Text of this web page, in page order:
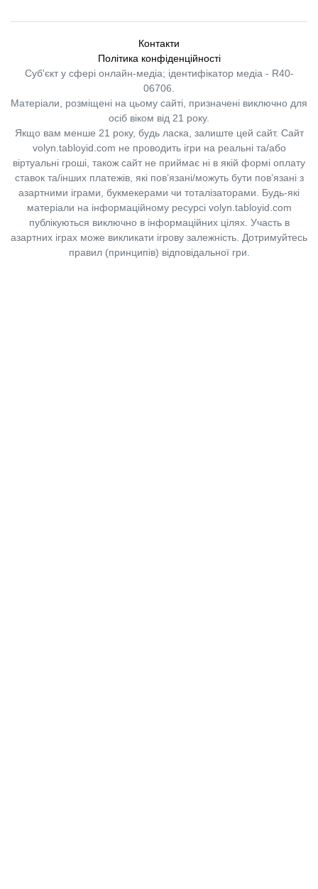
Контакти
Політика конфіденційності
Суб'єкт у сфері онлайн-медіа; ідентифікатор медіа - R40-
06706.
Матеріали, розміщені на цьому сайті, призначені виключно для
осіб віком від 21 року.
Якщо вам менше 21 року, будь ласка, залиште цей сайт. Сайт
volyn.tabloyid.com не проводить ігри на реальні та/або
віртуальні гроші, також сайт не приймає ні в якій формі оплату
ставок та/інших платежів, які пов’язані/можуть бути пов’язані з
азартними іграми, букмекерами чи тоталізаторами. Будь-які
матеріали на інформаційному ресурсі volyn.tabloyid.com
публікуються виключно в інформаційних цілях. Участь в
азартних іграх може викликати ігрову залежність. Дотримуйтесь
правил (принципів) відповідальної гри.